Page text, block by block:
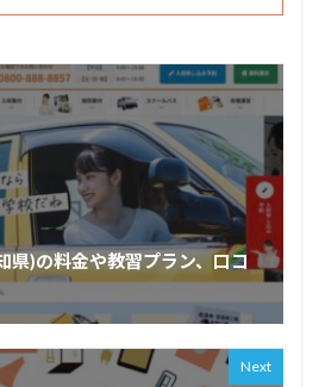
県)の料金や教習プラン、口コ
Next